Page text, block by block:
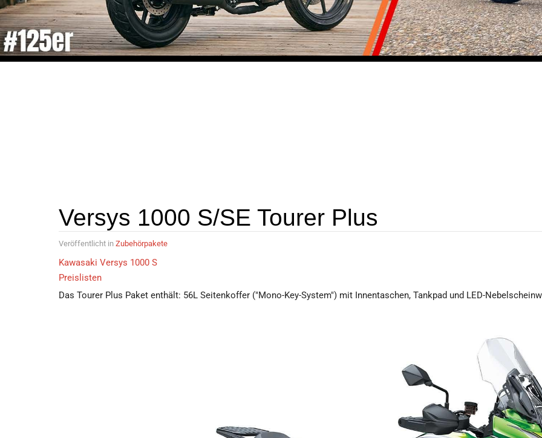
Brachiale CP3-Power trifft auf reinrassige Racing-DNA! - Yamaha R9 jetzt verfügbar.
Versys 1000 S/SE Tourer Plus
Veröffentlicht in Zubehörpakete
Kawasaki Versys 1000 S
Preislisten
Das Tourer Plus Paket enthält: 56L Seitenkoffer ("Mono-Key-System") mit Innentaschen, Tankpad und LED-